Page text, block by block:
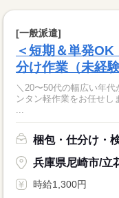
[一般派遣]
＜短期＆単発
分け作業（未経験
＼20〜50代の幅広い年代が活躍中／ 仕分け作業
ンタン軽作業をお任せします！ - - - - - - - - - - - - - - 他に
...
梱包・仕分け・
兵庫県尼崎市/立
時給1,300円